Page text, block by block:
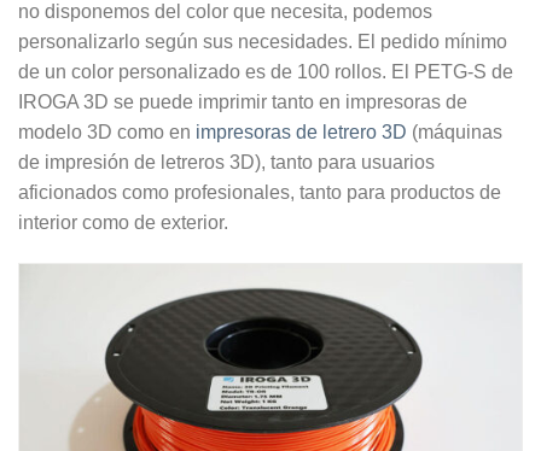
no disponemos del color que necesita, podemos
personalizarlo según sus necesidades. El pedido mínimo
de un color personalizado es de 100 rollos. El PETG-S de
IROGA 3D se puede imprimir tanto en impresoras de
modelo 3D como en impresoras de letrero 3D (máquinas
de impresión de letreros 3D), tanto para usuarios
aficionados como profesionales, tanto para productos de
interior como de exterior.